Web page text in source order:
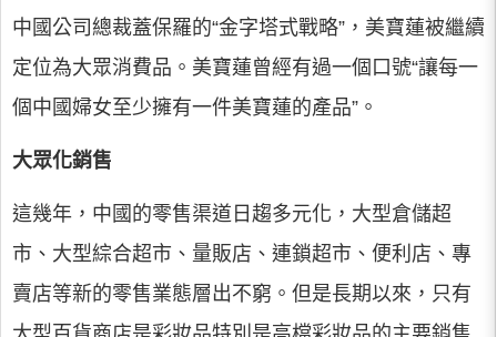
中國公司總裁蓋保羅的“金字塔式戰略”，美寶蓮被繼續
定位為大眾消費品。美寶蓮曾經有過一個口號“讓每一
個中國婦女至少擁有一件美寶蓮的產品”。
大眾化銷售
這幾年，中國的零售渠道日趨多元化，大型倉儲超
市、大型綜合超市、量販店、連鎖超市、便利店、專
賣店等新的零售業態層出不窮。但是長期以來，只有